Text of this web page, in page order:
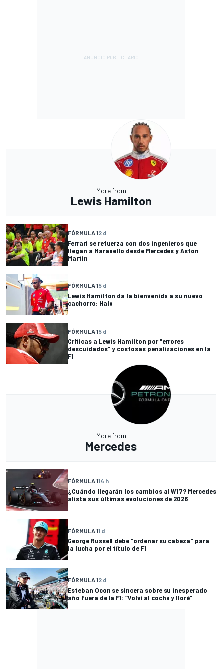
More from
Lewis Hamilton
FÓRMULA 12 d
Ferrari se refuerza con dos ingenieros que
llegan a Maranello desde Mercedes y Aston
Martin
FÓRMULA 15 d
Lewis Hamilton da la bienvenida a su nuevo
cachorro: Halo
FÓRMULA 15 d
Críticas a Lewis Hamilton por "errores
descuidados" y costosas penalizaciones en la
F1
More from
Mercedes
FÓRMULA 114 h
¿Cuándo llegarán los cambios al W17? Mercedes
alista sus últimas evoluciones de 2026
FÓRMULA 11 d
George Russell debe "ordenar su cabeza" para
la lucha por el título de F1
FÓRMULA 12 d
Esteban Ocon se sincera sobre su inesperado
año fuera de la F1: “Volví al coche y lloré”